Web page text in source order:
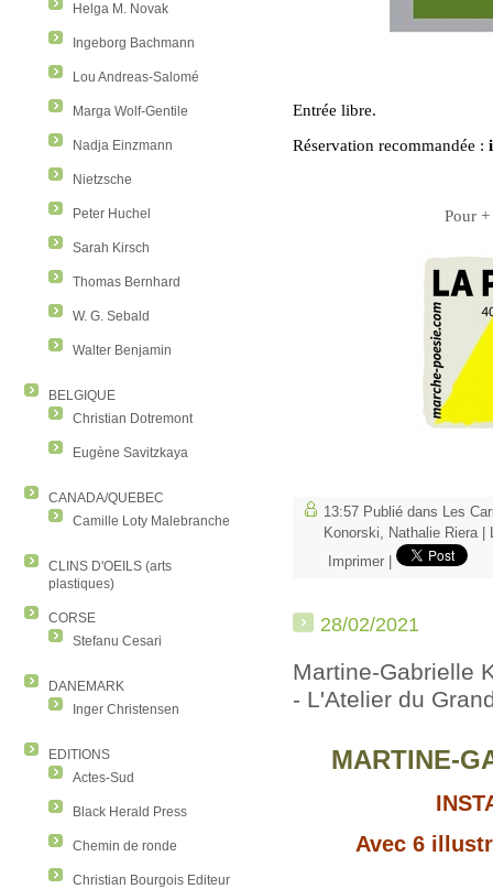
Helga M. Novak
Ingeborg Bachmann
Lou Andreas-Salomé
Marga Wolf-Gentile
Nadja Einzmann
Nietzsche
Peter Huchel
Sarah Kirsch
Thomas Bernhard
W. G. Sebald
Walter Benjamin
BELGIQUE
Christian Dotremont
Eugène Savitzkaya
CANADA/QUEBEC
Camille Loty Malebranche
CLINS D'OEILS (arts
plastiques)
CORSE
Stefanu Cesari
DANEMARK
Inger Christensen
EDITIONS
Actes-Sud
Black Herald Press
Chemin de ronde
Christian Bourgois Editeur
Entrée libre.
Réservation recommandée :
Pour
13:57 Publié dans
Les
Konorski
Nathalie Riera
Imprimer
28/02/2021
Martine-Gabrielle
- L'Atelier du
MARTINE-
Avec 6